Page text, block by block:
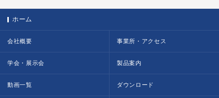
ホーム
会社概要 事業所・アクセス
学会・展示会 製品案内
動画一覧 ダウンロード